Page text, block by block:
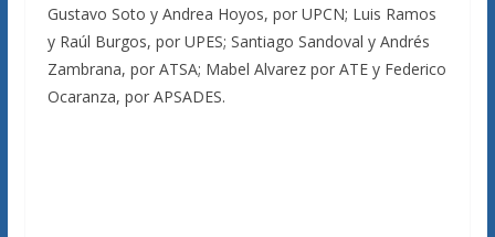
Gustavo Soto y Andrea Hoyos, por UPCN; Luis Ramos
y Raúl Burgos, por UPES; Santiago Sandoval y Andrés
Zambrana, por ATSA; Mabel Alvarez por ATE y Federico
Ocaranza, por APSADES.